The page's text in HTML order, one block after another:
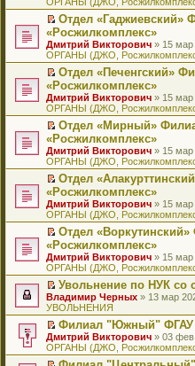
и
ю
о
б
щ
е
н
и
ю
о
м
у
с
о
о
б
щ
е
н
и
ю
и
т
а
н
н
о
м
у
с
о
о
б
щ
е
н
и
ю
п
р
о
ч
и
т
а
н
н
о
м
у
с
о
о
б
щ
е
н
и
ю
м
у
н
п
р
о
ч
т
а
н
н
м
у
с
о
б
щ
е
н
ю
п
е
р
о
м
у
н
п
р
о
ч
т
а
н
н
м
у
с
о
б
щ
е
н
и
ю
е
й
т
к
п
е
р
о
м
у
н
п
р
о
ч
т
а
н
н
м
у
с
о
о
б
щ
е
н
и
П
р
е
й
т
к
п
е
р
о
м
у
н
п
р
о
ч
т
а
н
н
о
м
у
с
о
о
Отдел «Гаджиевский»
«Росжилкомплекс»
Дмитрий Викторович » 15
ОРГАНЫ (ДЖО,
П
р
е
й
т
к
п
е
р
о
м
у
н
п
р
о
ч
и
т
а
н
н
о
Отдел «Печенгский»
«Росжилкомплекс»
Дмитрий Викторович » 15
ОРГАНЫ (ДЖО,
П
р
е
й
т
к
п
е
р
о
м
у
н
е
п
р
о
ч
и
Отдел «Мирный»
«Росжилкомплекс»
Дмитрий Викторович » 15
ОРГАНЫ (ДЖО,
П
р
е
й
т
к
п
е
р
в
о
м
у
н
е
Отдел
«Росжилкомплекс»
Дмитрий Викторович » 15
ОРГАНЫ (ДЖО,
П
р
е
й
т
и
к
п
е
р
в
Отдел
«Росжилкомплекс»
Дмитрий Викторович » 15
ОРГАНЫ (ДЖО,
П
е
р
е
й
т
и
Увольнение по НУК со
Владимир Черных » 13 мар
УВОЛЬНЕНИЯ
П
е
р
Филиал "Южный" ФГАУ
Дмитрий Викторович » 03
ОРГАНЫ (ДЖО,